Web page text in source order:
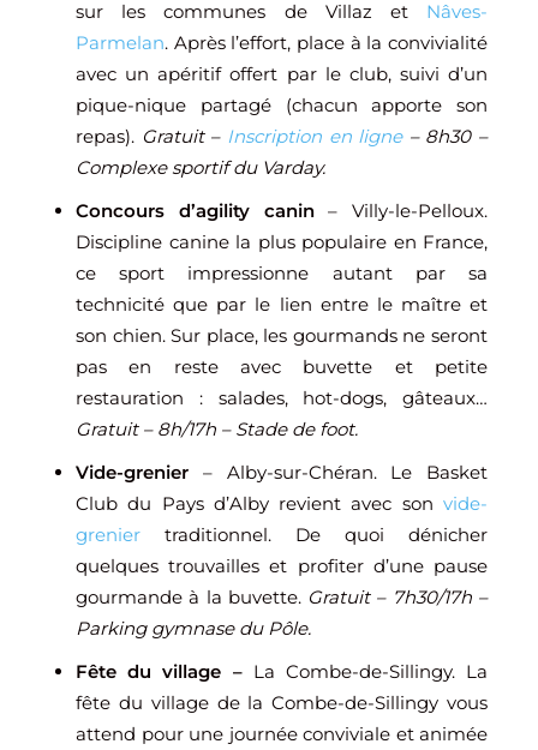
sur les communes de Villaz et Nâves-
Parmelan. Après l’effort, place à la convivialité
avec un apéritif offert par le club, suivi d’un
pique-nique partagé (chacun apporte son
repas). Gratuit – Inscription en ligne– 8h30 –
Complexe sportif du Varday.
Concours d’agility canin– Villy-le-Pelloux.
Discipline canine la plus populaire en France,
ce sport impressionne autant par sa
technicité que par le lien entre le maître et
son chien. Sur place, les gourmands ne seront
pas en reste avec buvette et petite
restauration : salades, hot-dogs, gâteaux…
Gratuit – 8h/17h – Stade de foot.
Vide-grenier – Alby-sur-Chéran. Le Basket
Club du Pays d’Alby revient avec son vide-
grenier traditionnel. De quoi dénicher
quelques trouvailles et profiter d’une pause
gourmande à la buvette. Gratuit – 7h30/17h –
Parking gymnase du Pôle.
Fête du village –La Combe-de-Sillingy. La
fête du village de la Combe-de-Sillingy vous
attend pour une journée conviviale et animée